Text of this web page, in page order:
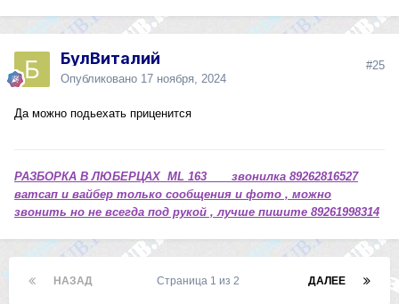
БулВиталий
Опубликовано 17 ноября, 2024
#25
Да можно подьехать приценится
РАЗБОРКА В ЛЮБЕРЦАХ ML 163 звонилка 89262816527
ватсап и вайбер только сообщения и фото , можно
звонить но не всегда под рукой , лучше пишите 89261998314
НАЗАД ДАЛЕЕ
Страница 1 из 2